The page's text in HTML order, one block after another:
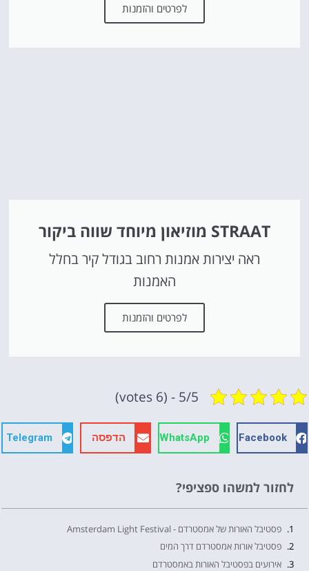
לפרטים והזמנות
STRAAT מוזיאון מיוחד שווה ביקור
ראה יצירות אמנות רחוב בגודל קיר בחלל
האמנות
לפרטים והזמנות
5/5 - (6 votes)
Facebook
WhatsApp הדפסה Telegram
לחזור למשהו ספציפי?
פסטיבל האורות של אמסטרדם - Amsterdam Light Festival
פסטיבל אורות אמסטרדם דרך המים
אירועים בפסטיבל האורות באמסטרדם